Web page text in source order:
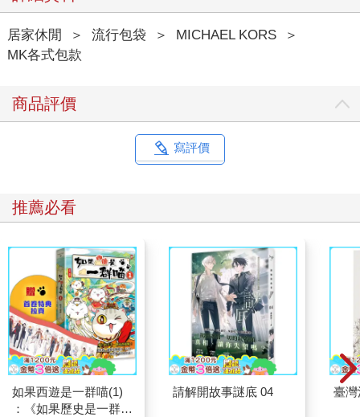
居家休閒 ＞ 流行包袋 ＞ MICHAEL KORS
＞
MK各式包款
商品評價
寫評價
推薦必看
如果西遊是一群喵(1)
：《如果歷史是一群
請解開故事謎底 04 臺